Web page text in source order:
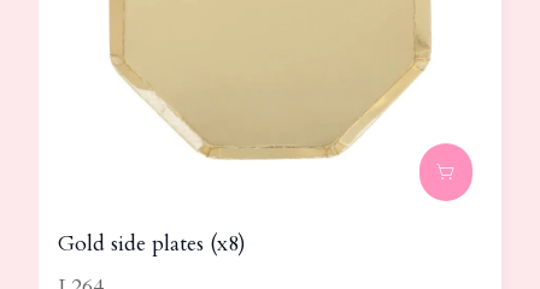
Gold side plates (x8)